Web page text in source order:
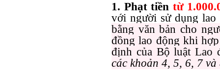
1. Phạt tiền từ
với người sử dụng
bằng văn bản cho
đồng lao động khi
định của Bộ luật Lao
các khoản 4, 5, 6, 7